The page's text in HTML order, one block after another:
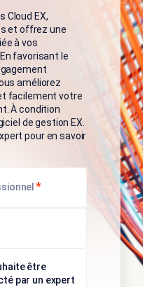
Cloud EX,
et offrez une
à vos
favorisant le
améliorez
facilement votre
À condition
de gestion EX.
pour en savoir
*
être
par un expert